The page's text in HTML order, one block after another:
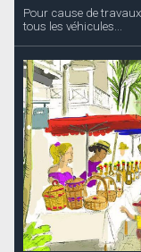
Pour cause de
tous les véhicules...